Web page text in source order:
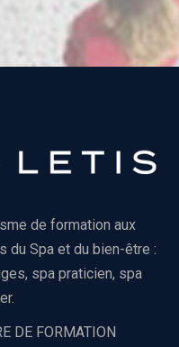
de formation aux
du Spa et du bien-être :
spa praticien, spa
DE FORMATION